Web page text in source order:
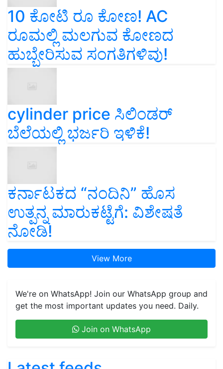
10 ಕೋಟಿ ರೂ ಕೋಣ! AC
ರೂಮಲ್ಲಿ ಮಲಗುವ ಕೋಣದ
ಹುಬ್ಬೇರಿಸುವ ಸಂಗತಿಗಳಿವು!
cylinder price ಸಿಲಿಂಡರ್‌
ಬೆಲೆಯಲ್ಲಿ ಭರ್ಜರಿ ಇಳಿಕೆ!
ಕರ್ನಾಟಕದ “ನಂದಿನಿ” ಹೊಸ
ಉತ್ಪನ್ನ ಮಾರುಕಟ್ಟೆಗೆ: ವಿಶೇಷತೆ
ನೋಡಿ!
View More
We're on WhatsApp! Join our WhatsApp group and
get the most important updates you need. Daily.
Join on WhatsApp